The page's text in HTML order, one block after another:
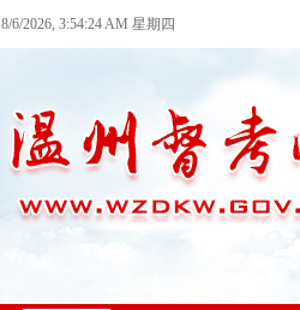
8/6/2026, 3:54:24 AM 星期四